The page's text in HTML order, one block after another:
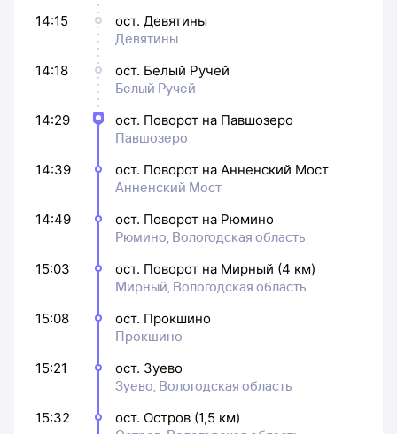
14:15
ост. Девятины
Девятины
14:18
ост. Белый Ручей
Белый Ручей
14:29
ост. Поворот на Павшозеро
Павшозеро
14:39
ост. Поворот на Анненский Мост
Анненский Мост
14:49
ост. Поворот на Рюмино
Рюмино, Вологодская область
15:03
ост. Поворот на Мирный (4 км)
Мирный, Вологодская область
15:08
ост. Прокшино
Прокшино
15:21
ост. Зуево
Зуево, Вологодская область
15:32
ост. Остров (1,5 км)